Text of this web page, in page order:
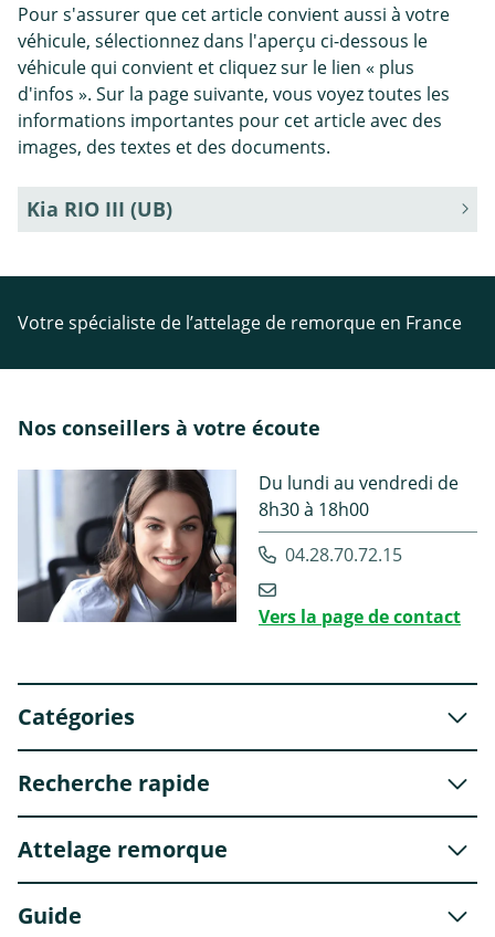
Pour s'assurer que cet article convient aussi à votre
véhicule, sélectionnez dans l'aperçu ci-dessous le
véhicule qui convient et cliquez sur le lien « plus
d'infos ». Sur la page suivante, vous voyez toutes les
informations importantes pour cet article avec des
images, des textes et des documents.
Kia RIO III (UB)
Votre spécialiste de l’attelage de remorque en France
Nos conseillers à votre écoute
Du lundi au vendredi de
8h30 à 18h00
04.28.70.72.15
Vers la page de contact
Catégories
Recherche rapide
Attelage remorque
Guide